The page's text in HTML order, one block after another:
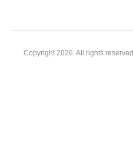
Copyright 2026. All rights reserved